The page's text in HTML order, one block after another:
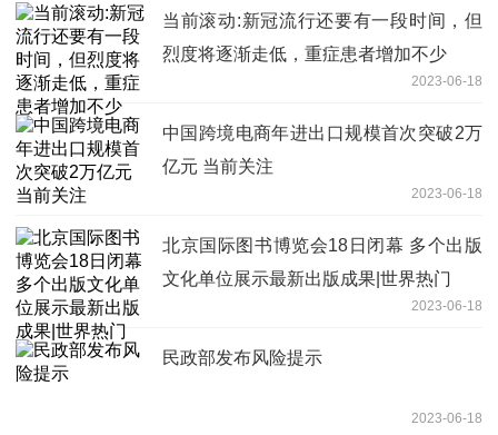
当前滚动:新冠流行还要有一段时间，但
烈度将逐渐走低，重症患者增加不少
2023-06-18
中国跨境电商年进出口规模首次突破2万
亿元 当前关注
2023-06-18
北京国际图书博览会18日闭幕 多个出版
文化单位展示最新出版成果|世界热门
2023-06-18
民政部发布风险提示
2023-06-18